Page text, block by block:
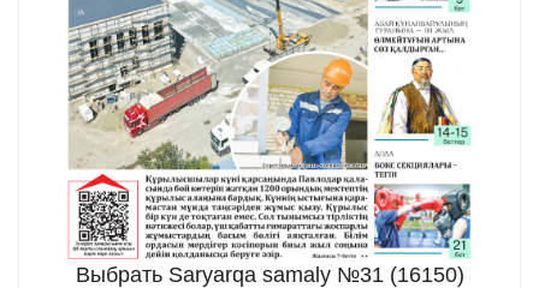
Выбрать Saryarqa samaly №31 (16150)